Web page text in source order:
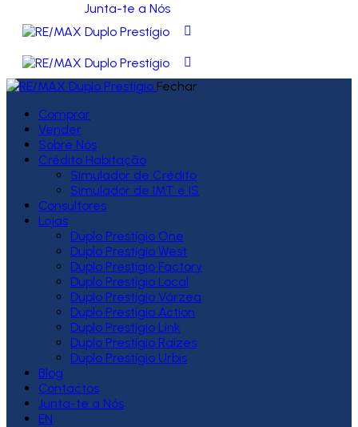
Junta-te a Nós
Fechar
Comprar
Vender
Sobre Nós
Crédito Habitação
Simulador de Crédito
Simulador de IMT e IS
Consultores
Lojas
Duplo Prestígio One
Duplo Prestígio West
Duplo Prestígio Factory
Duplo Prestígio Local
Duplo Prestígio Várzea
Duplo Prestígio Action
Duplo Prestígio Link
Duplo Prestígio Raízes
Duplo Prestígio Urbis
Blog
Contactos
Junta-te a Nós
EN